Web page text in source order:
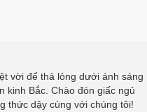
vời để thả lỏng dưới ánh sáng
kinh Bắc. Chào đón giấc ngủ
thức dậy cùng với chúng tôi!